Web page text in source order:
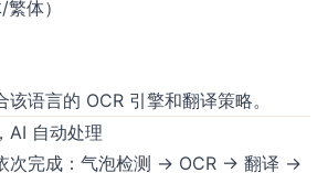
体）
语言的 OCR 引擎和翻译策略。
AI 自动处理
次完成：气泡检测 → OCR → 翻译 →